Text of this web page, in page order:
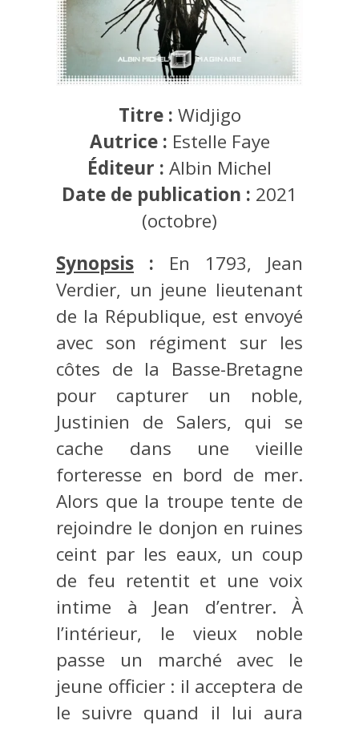
Titre : Widjigo
Autrice : Estelle Faye
Éditeur : Albin Michel
Date de publication : 2021
(octobre)
Synopsis : En 1793, Jean
Verdier, un jeune lieutenant
de la République, est envoyé
avec son régiment sur les
côtes de la Basse-Bretagne
pour capturer un noble,
Justinien de Salers, qui se
cache dans une vieille
forteresse en bord de mer.
Alors que la troupe tente de
rejoindre le donjon en ruines
ceint par les eaux, un coup
de feu retentit et une voix
intime à Jean d’entrer. À
l’intérieur, le vieux noble
passe un marché avec le
jeune officier : il acceptera de
le suivre quand il lui aura